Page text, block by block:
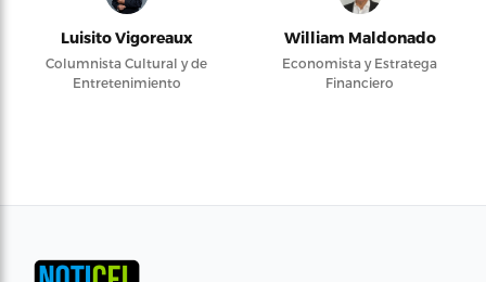
Luisito Vigoreaux
Columnista Cultural y de
Entretenimiento
William Maldonado
Economista y Estratega
Financiero